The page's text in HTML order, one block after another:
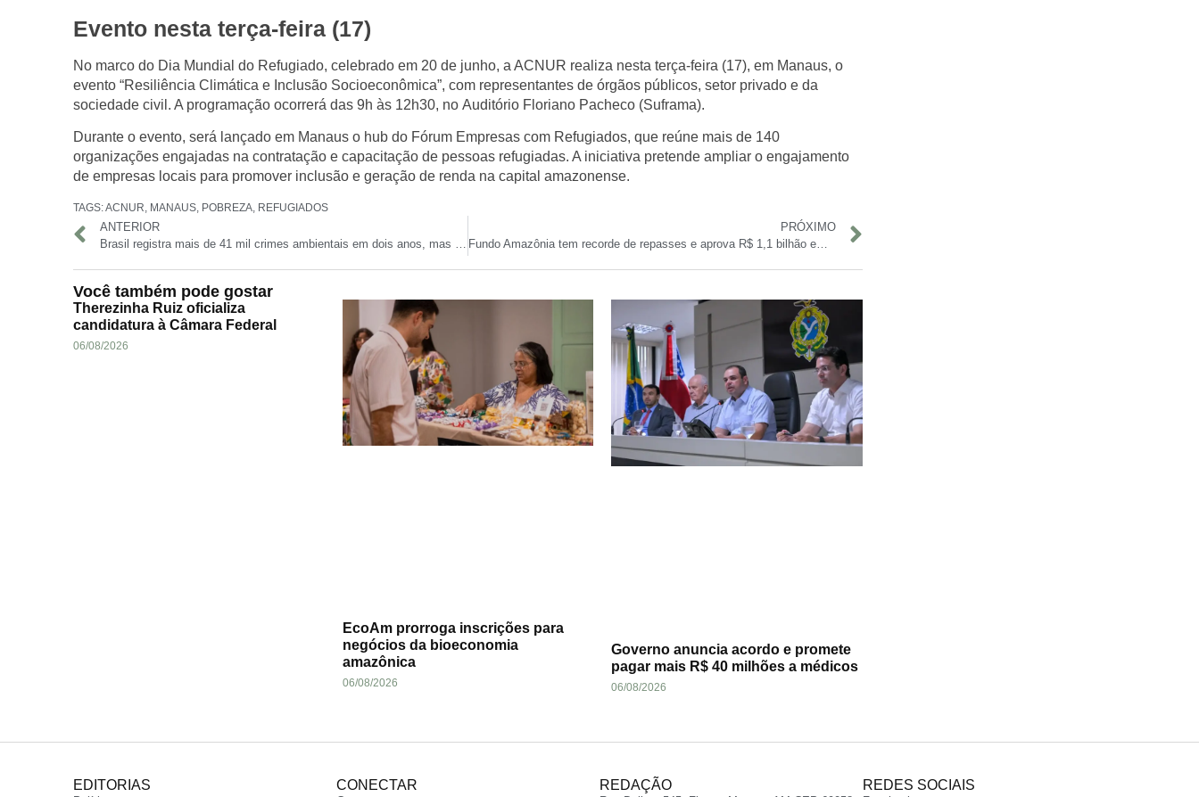
Evento nesta terça-feira (17)
No marco do Dia Mundial do Refugiado, celebrado em 20 de junho, a ACNUR realiza nesta terça-feira (17), em Manaus, o
evento “Resiliência Climática e Inclusão Socioeconômica”, com representantes de órgãos públicos, setor privado e da
sociedade civil. A programação ocorrerá das 9h às 12h30, no Auditório Floriano Pacheco (Suframa).
Durante o evento, será lançado em Manaus o hub do Fórum Empresas com Refugiados, que reúne mais de 140
organizações engajadas na contratação e capacitação de pessoas refugiadas. A iniciativa pretende ampliar o engajamento
de empresas locais para promover inclusão e geração de renda na capital amazonense.
TAGS:ACNUR MANAUS POBREZA REFUGIADOS
ANTERIOR
Brasil registra mais de 41 mil crimes ambientais em dois anos, mas dados ignoram violência contra povos tradicionais
PRÓXIMO
Fundo Amazônia tem recorde de repasses e aprova R$ 1,1 bilhão em projetos no 1º semestre de 2025
Você também pode gostar
Therezinha Ruiz oficializa
candidatura à Câmara Federal
06/08/2026
EcoAm prorroga inscrições para
negócios da bioeconomia
amazônica
06/08/2026
Governo anuncia acordo e promete
pagar mais R$ 40 milhões a médicos
06/08/2026
EDITORIAS CONECTAR REDAÇÃO REDES SOCIAIS